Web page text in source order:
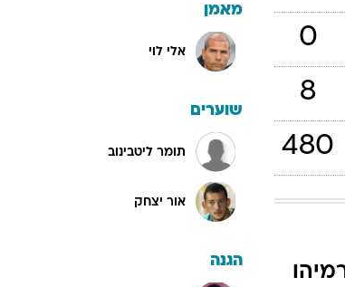
0
8
480
מאמן
אלי לוי
שוערים
תומר ליטבינוב
אור יצחק
הגנה